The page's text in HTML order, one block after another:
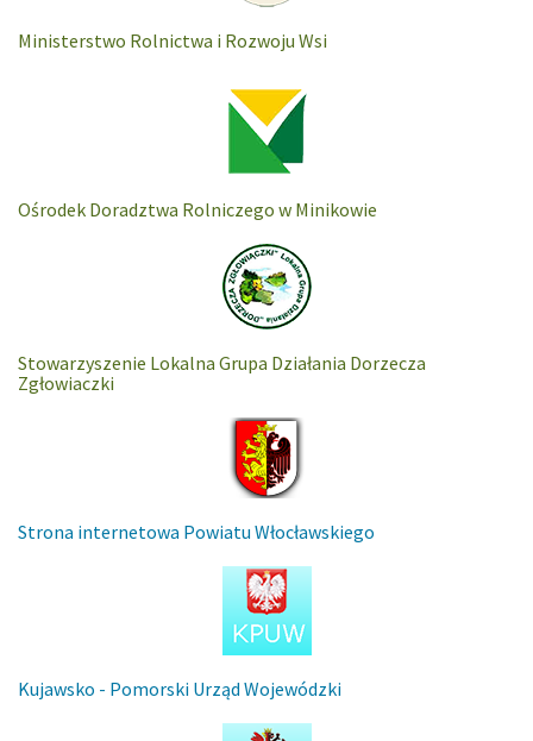
Ministerstwo Rolnictwa i Rozwoju Wsi
Ośrodek Doradztwa Rolniczego w Minikowie
Stowarzyszenie Lokalna Grupa Działania Dorzecza
Zgłowiaczki
Strona internetowa Powiatu Włocławskiego
Kujawsko - Pomorski Urząd Wojewódzki